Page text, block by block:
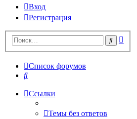
Вход
Регистрация
Поиск
Список форумов
Поиск
Ссылки
Темы без ответов